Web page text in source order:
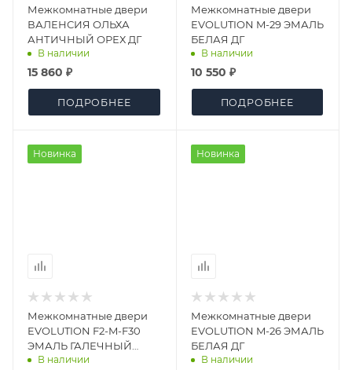
Межкомнатные двери
ВАЛЕНСИЯ ОЛЬХА
АНТИЧНЫЙ ОРЕХ ДГ
В наличии
15 860 ₽
ПОДРОБНЕЕ
Межкомнатные двери
EVOLUTION M-29 ЭМАЛЬ
БЕЛАЯ ДГ
В наличии
10 550 ₽
ПОДРОБНЕЕ
Новинка
Межкомнатные двери
EVOLUTION F2-M-F30
ЭМАЛЬ ГАЛЕЧНЫЙ
СЕРЫЙ ДГ
В наличии
Новинка
Межкомнатные двери
EVOLUTION M-26 ЭМАЛЬ
БЕЛАЯ ДГ
В наличии